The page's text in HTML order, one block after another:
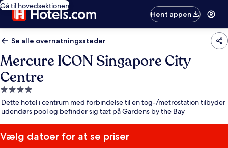
Gå til hovedsektionen
Hent appen
Se alle overnatningssteder
Mercure ICON Singapore City
Centre
4.0-
stjernet
overnatningssted
Dette hotel i centrum med forbindelse til en tog-/metrostation tilbyder
udendørs pool og befinder sig tæt på Gardens by the Bay
Vælg datoer for at se priser